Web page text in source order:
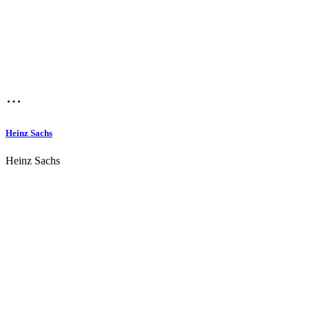
Heinz Sachs
Heinz Sachs